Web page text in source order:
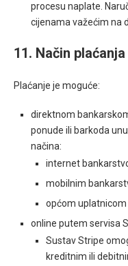
procesu naplate.
cijenama važećim na
11. Način plaćanja
Plaćanje je moguće:
direktnom
ponude ili barkoda
načina:
internet
mobilnim
općom uplatnicom
online putem servisa
Sustav Stripe
kreditnim ili